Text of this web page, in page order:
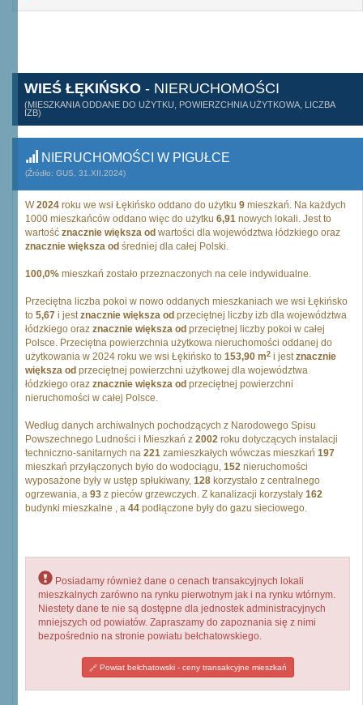
WIEŚ ŁĘKIŃSKO - NIERUCHOMOŚCI
(MIESZKANIA ODDANE DO UŻYTKU, POWIERZCHNIA UŻYTKOWA, LICZBA
IZB)
NIERUCHOMOŚCI W PIGUŁCE
(Źródło: GUS, 31.XII.2024)
W2024 roku we wsi Łękińsko oddano do użytku 9 mieszkań. Na każdych
1000 mieszkańców oddano więc do użytku 6,91 nowych lokali. Jest to
wartość znacznie większa od wartości dla województwa łódzkiego oraz
znacznie większa od średniej dla całej Polski.
100,0% mieszkań zostało przeznaczonych na cele indywidualne.
Przeciętna liczba pokoi w nowo oddanych mieszkaniach we wsi Łękińsko
to 5,67 i jestznacznie większa od przeciętnej liczby izb dla województwa
łódzkiego oraz znacznie większa od przeciętnej liczby pokoi w całej
Polsce. Przeciętna powierzchnia użytkowa nieruchomości oddanej do
użytkowania w 2024 roku we wsi Łękińsko to 153,90 m2 i jestznacznie
większa od przeciętnej powierzchni użytkowej dla województwa
łódzkiego oraz znacznie większa od przeciętnej powierzchni
nieruchomości w całej Polsce.
Według danych archiwalnych pochodzących z Narodowego Spisu
Powszechnego Ludności i Mieszkań z 2002 roku dotyczących instalacji
techniczno-sanitarnych na 221 zamieszkałych wówczas mieszkań 197
mieszkań przyłączonych było do wodociągu, 152 nieruchomości
wyposażone były w ustęp spłukiwany, 128 korzystało z centralnego
ogrzewania, a 93 z pieców grzewczych. Z kanalizacji korzystały 162
budynki mieszkalne , a 44 podłączone były do gazu sieciowego.
Posiadamy również dane o cenach transakcyjnych lokali
mieszkalnych zarówno na rynku pierwotnym jak i na rynku wtórnym.
Niestety dane te nie są dostępne dla jednostek administracyjnych
mniejszych od powiatów. Zapraszamy do zapoznania się z nimi
bezpośrednio na stronie powiatu bełchatowskiego.
Powiat bełchatowski - ceny transakcyjne mieszkań